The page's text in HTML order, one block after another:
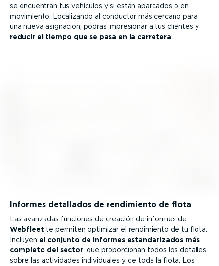
se encuentran tus vehículos y si están aparcados o en
movimiento. Localizando al conductor más cercano para
una nueva asignación, podrás impresionar a tus clientes y
reducir el tiempo que se pasa en la carretera
Informes detallados de rendimiento de flota
Las avanzadas funciones de creación de informes de
Webfleet te permiten optimizar el rendimiento de tu flota.
Incluyen el conjunto de informes estan­da­ri­zados más
completo del sector , que propor­cionan todos los detalles
sobre las actividades indivi­duales y de toda la flota. Los